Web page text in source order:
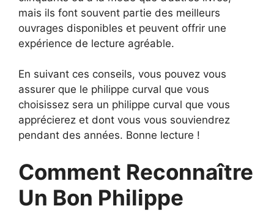
mais ils font souvent partie des meilleurs
ouvrages disponibles et peuvent offrir une
expérience de lecture agréable.
En suivant ces conseils, vous pouvez vous
assurer que le philippe curval que vous
choisissez sera un philippe curval que vous
apprécierez et dont vous vous souviendrez
pendant des années. Bonne lecture !
Comment Reconnaître
Un Bon Philippe